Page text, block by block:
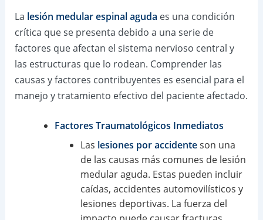
La lesión medular espinal aguda es una condición
crítica que se presenta debido a una serie de
factores que afectan el sistema nervioso central y
las estructuras que lo rodean. Comprender las
causas y factores contribuyentes es esencial para el
manejo y tratamiento efectivo del paciente afectado.
Factores Traumatológicos Inmediatos
Las lesiones por accidenteson una
de las causas más comunes de lesión
medular aguda. Estas pueden incluir
caídas, accidentes automovilísticos y
lesiones deportivas. La fuerza del